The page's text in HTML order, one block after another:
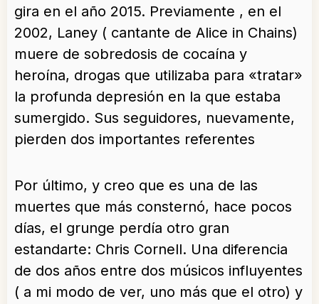
gira en el año 2015. Previamente , en el
2002, Laney ( cantante de Alice in Chains)
muere de sobredosis de cocaína y
heroína, drogas que utilizaba para «tratar»
la profunda depresión en la que estaba
sumergido. Sus seguidores, nuevamente,
pierden dos importantes referentes
Por último, y creo que es una de las
muertes que más consternó, hace pocos
días, el grunge perdía otro gran
estandarte: Chris Cornell. Una diferencia
de dos años entre dos músicos influyentes
( a mi modo de ver, uno más que el otro) y